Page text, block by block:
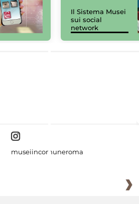
Il Sistema Musei
sui social
network
museiincomuneroma